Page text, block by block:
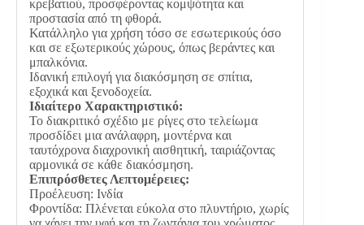
κρεβατιού, προσφέροντας κομψότητα και
προστασία από τη φθορά.
Κατάλληλο για χρήση τόσο σε εσωτερικούς όσο
και σε εξωτερικούς χώρους, όπως βεράντες και
μπαλκόνια.
Ιδανική επιλογή για διακόσμηση σε σπίτια,
εξοχικά και ξενοδοχεία.
Ιδιαίτερο Χαρακτηριστικό:
Το διακριτικό σχέδιο με ρίγες στο τελείωμα
προσδίδει μια ανάλαφρη, μοντέρνα και
ταυτόχρονα διαχρονική αισθητική, ταιριάζοντας
αρμονικά σε κάθε διακόσμηση.
Επιπρόσθετες Λεπτομέρειες:
Προέλευση: Ινδία
Φροντίδα: Πλένεται εύκολα στο πλυντήριο, χωρίς